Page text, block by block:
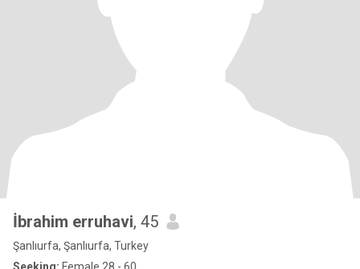
İbrahim erruhavi, 45
Şanlıurfa, Şanlıurfa, Turkey